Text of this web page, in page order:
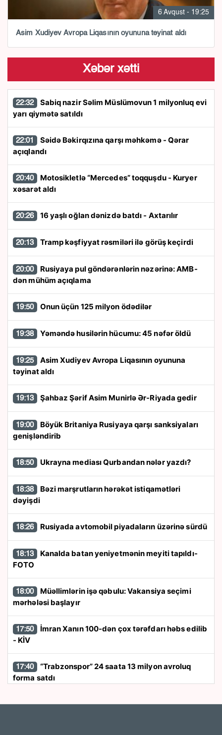
6 Avqust - 19:25
Asim Xudiyev Avropa Liqasının oyununa təyinat aldı
Xəbər xətti
22:32
yarı qiymətə satıldı
22:01
açıqlandı
20:40
xəsarət aldı
20:26 16 yaşlı oğlan dənizdə batdı - Axtarılır
20:13 Tramp kəşfiyyat rəsmiləri ilə görüş keçirdi
20:00
dən mühüm açıqlama
19:50 Onun üçün 125 milyon ödədilər
19:38 Yəməndə husilərin hücumu: 45 nəfər öldü
19:25
təyinat aldı
19:13 Şahbaz Şərif Asim Munirlə Ər-Riyada gedir
19:00
genişləndirib
18:50 Ukrayna mediası Qurbandan nələr yazdı?
18:38
dəyişdi
18:26 Rusiyada avtomobil piyadaların üzərinə sürdü
18:13
FOTO
18:00
mərhələsi başlayır
17:50
- KİV
17:40
forma satdı
17:26 “Azərbaycan zərurət olarsa Ukraynaya qaz